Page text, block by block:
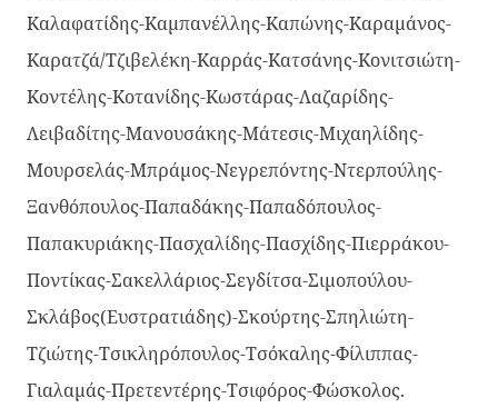
Καλαφατίδης-Καμπανέλλης-Καπώνης-Καραμάνος-
Καρατζά/Τζιβελέκη-Καρράς-Κατσάνης-Κονιτσιώτη-
Κοντέλης-Κοτανίδης-Κωστάρας-Λαζαρίδης-
Λειβαδίτης-Μανουσάκης-Μάτεσις-Μιχαηλίδης-
Μουρσελάς-Μπράμος-Νεγρεπόντης-Ντερπούλης-
Ξανθόπουλος-Παπαδάκης-Παπαδόπουλος-
Παπακυριάκης-Πασχαλίδης-Πασχίδης-Πιερράκου-
Ποντίκας-Σακελλάριος-Σεγδίτσα-Σιμοπούλου-
Σκλάβος(Ευστρατιάδης)-Σκούρτης-Σπηλιώτη-
Τζιώτης-Τσικληρόπουλος-Τσόκαλης-Φίλιππας-
Γιαλαμάς-Πρετεντέρης-Τσιφόρος-Φώσκολος.